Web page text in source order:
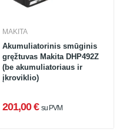
MAKITA
Akumuliatorinis smūginis
gręžtuvas Makita DHP492Z
(be akumuliatoriaus ir
įkroviklio)
201,00 € su PVM